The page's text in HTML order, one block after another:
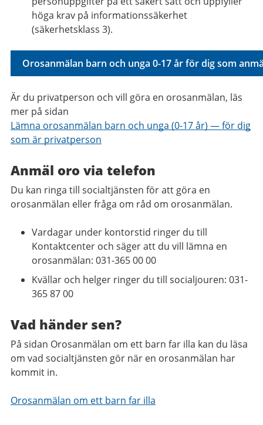
höga krav på informationssäkerhet
(säkerhetsklass 3).
Orosanmälan barn och unga 0-17 år för dig som
Är du privatperson och vill göra en orosanmälan, läs
mer på sidan
Lämna orosanmälan barn och unga (0-17 år) — för dig
som är privatperson
Anmäl oro via telefon
Du kan ringa till socialtjänsten för att göra en
orosanmälan eller fråga om råd om orosanmälan.
Vardagar under kontorstid ringer du till
Kontaktcenter och säger att du vill lämna en
orosanmälan: 031-365 00 00
Kvällar och helger ringer du till socialjouren: 031-
365 87 00
Vad händer sen?
På sidan Orosanmälan om ett barn far illa kan du läsa
om vad socialtjänsten gör när en orosanmälan har
kommit in.
Orosanmälan om ett barn far illa